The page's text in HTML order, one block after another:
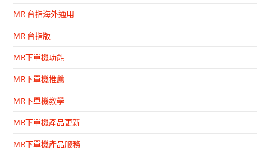
MR 台指海外通用
MR 台指版
MR下單機功能
MR下單機推薦
MR下單機教學
MR下單機產品更新
MR下單機產品服務